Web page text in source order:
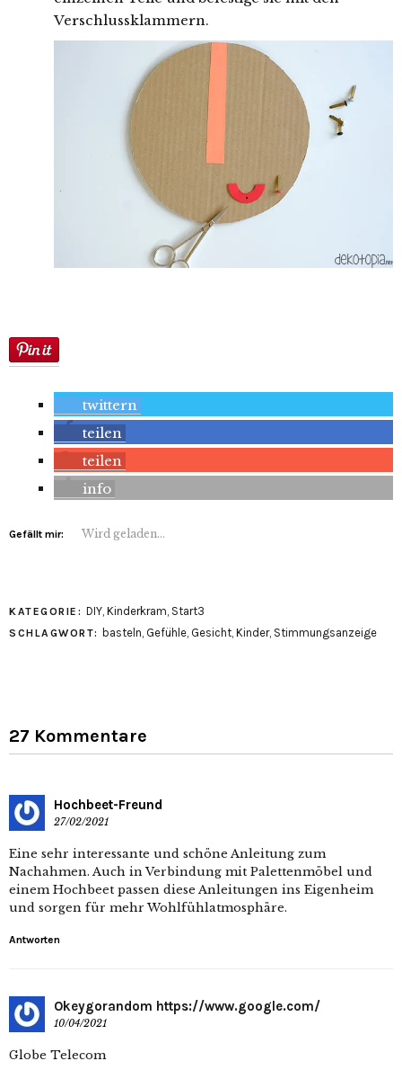
Verschlussklammern.
twittern
teilen
teilen
info
Gefällt mir: Wird geladen...
KATEGORIE: DIY, Kinderkram Start3
SCHLAGWORT: basteln Gefühle Gesicht Kinder, Stimmungsanzeige
27 Kommentare
Hochbeet-Freund
27/02/2021
Eine sehr interessante und schöne Anleitung zum
Nachahmen. Auch in Verbindung mit Palettenmöbel und
einem Hochbeet passen diese Anleitungen ins Eigenheim
und sorgen für mehr Wohlfühlatmosphäre.
Antworten
Okeygorandom https://www.google.com/
10/04/2021
Globe Telecom